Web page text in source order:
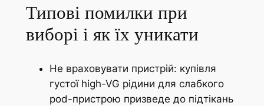
Типові помилки при
виборі і як їх уникати
Не враховувати пристрій: купівля
густої high-VG рідини для слабкого
pod-пристрою призведе до підтікань